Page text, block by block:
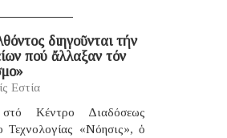
διηγοῦνται τήν
πού ἄλλαξαν τόν
Εστία
Κέντρο Διαδόσεως
Τεχνολογίας «Νόησις», ὁ